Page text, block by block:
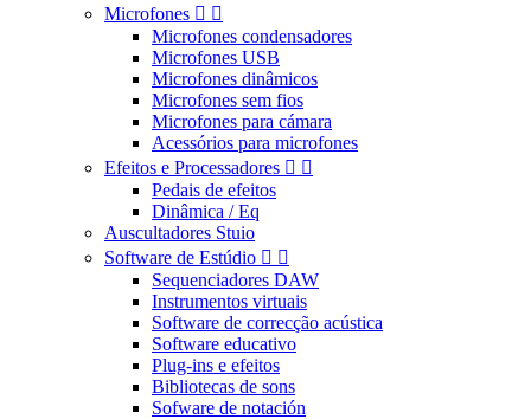
Microfones  
Microfones condensadores
Microfones USB
Microfones dinâmicos
Microfones sem fios
Microfones para cámara
Acessórios para microfones
Efeitos e Processadores  
Pedais de efeitos
Dinâmica / Eq
Auscultadores Stuio
Software de Estúdio  
Sequenciadores DAW
Instrumentos virtuais
Software de correcção acústica
Software educativo
Plug-ins e efeitos
Bibliotecas de sons
Sofware de notación